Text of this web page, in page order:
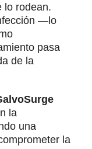
lo rodean.
—lo
pasa
de la
la
una
la